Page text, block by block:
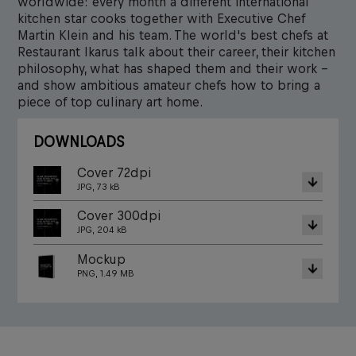
kitchen star cooks together with Executive Chef
Martin Klein and his team. The world's best chefs at
Restaurant Ikarus talk about their career, their kitchen
philosophy, what has shaped them and their work –
and show ambitious amateur chefs how to bring a
piece of top culinary art home.
DOWNLOADS
Cover 72dpi
JPG, 73 kB
Cover 300dpi
JPG, 204 kB
Mockup
PNG, 1.49 MB